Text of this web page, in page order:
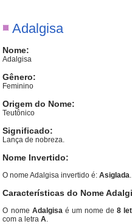
Adalgisa
Nome:
Adalgisa
Gênero:
Feminino
Origem do Nome:
Teutônico
Significado:
Lança de nobreza.
Nome Invertido:
O nome Adalgisa invertido é:Asiglada.
Características do Nome
O nome Adalgisaé um nome de 8
com a letraA.